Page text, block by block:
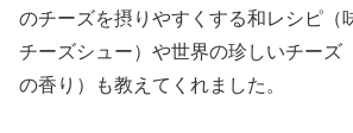
のチーズを摂りやすくする和レシピ（
チーズシュー）や世界の珍しいチーズ
の香り）も教えてくれました。